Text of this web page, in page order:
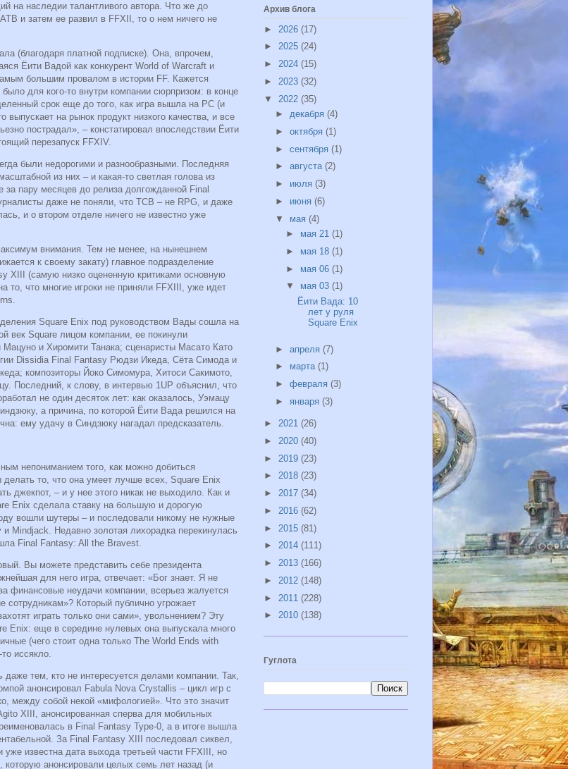
на наследии талантливого автора. Что же до
и затем ее развил в FFXII, то о нем ничего не
(благодаря платной подписке). Она, впрочем,
Ёити Вадой как конкурент World of Warcraft и
большим провалом в истории FF. Кажется
для кого-то внутри компании сюрпризом: в конце
срок еще до того, как игра вышла на РС (и
выпускает на рынок продукт низкого качества, и все
пострадал», – констатировал впоследствии Ёити
перезапуск FFXIV.
были недорогими и разнообразными. Последняя
из них – и какая-то светлая голова из
за пару месяцев до релиза долгожданной Final
даже не поняли, что ТСВ – не RPG, и даже
и о втором отделе ничего не известно уже
внимания. Тем не менее, на нынешнем
к своему закату) главное подразделение
XIII (самую низко оцененную критиками основную
то, что многие игроки не приняли FFXIII, уже идет
Square Enix под руководством Вады сошла на
век Square лицом компании, ее покинули
и Хиромити Танака; сценаристы Масато Като
Dissidia Final Fantasy Рюдзи Икеда, Сёта Симода и
композиторы Йоко Симомура, Хитоси Сакимото,
Последний, к слову, в интервью 1UP объяснил, что
не один десяток лет: как оказалось, Уэмацу
а причина, по которой Ёити Вада решился на
ему удачу в Синдзюку нагадал предсказатель.
непониманием того, как можно добиться
делать то, что она умеет лучше всех, Square Enix
джекпот, – и у нее этого никак не выходило. Как и
Enix сделала ставку на большую и дорогую
вошли шутеры – и последовали никому не нужные
Mindjack. Недавно золотая лихорадка перекинулась
Final Fantasy: All the Bravest.
Вы можете представить себе президента
для него игра, отвечает: «Бог знает. Я не
финансовые неудачи компании, всерьез жалуется
сотрудникам»? Который публично угрожает
играть только они сами», увольнением? Эту
Enix: еще в середине нулевых она выпускала много
(чего стоит одна только The World Ends with
иссякло.
тем, кто не интересуется делами компании. Так,
анонсировал Fabula Nova Crystallis – цикл игр с
между собой некой «мифологией». Что это значит
XIII, анонсированная сперва для мобильных
в Final Fantasy Type-0, а в итоге вышла
За Final Fantasy XIII последовал сиквел,
известна дата выхода третьей части FFXIII, но
анонсировали целых семь лет назад (и
Архив блога
► 2026 (17)
► 2025 (24)
► 2024 (15)
► 2023 (32)
▼ 2022 (35)
► декабря (4)
► октября (1)
► сентября (1)
► августа (2)
► июля (3)
► июня (6)
▼ мая (4)
► мая 21(1)
► мая 18(1)
► мая 06(1)
▼ мая 03(1)
Ёити Вада: 10
лет у руля
Square Enix
► апреля (7)
► марта (1)
► февраля (3)
► января (3)
► 2021 (26)
► 2020 (40)
► 2019 (23)
► 2018 (23)
► 2017 (34)
► 2016 (62)
► 2015 (81)
► 2014 (111)
► 2013 (166)
► 2012 (148)
► 2011 (228)
► 2010 (138)
Гуглота